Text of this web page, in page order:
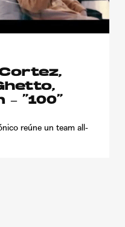
“100”
reúne un team all-